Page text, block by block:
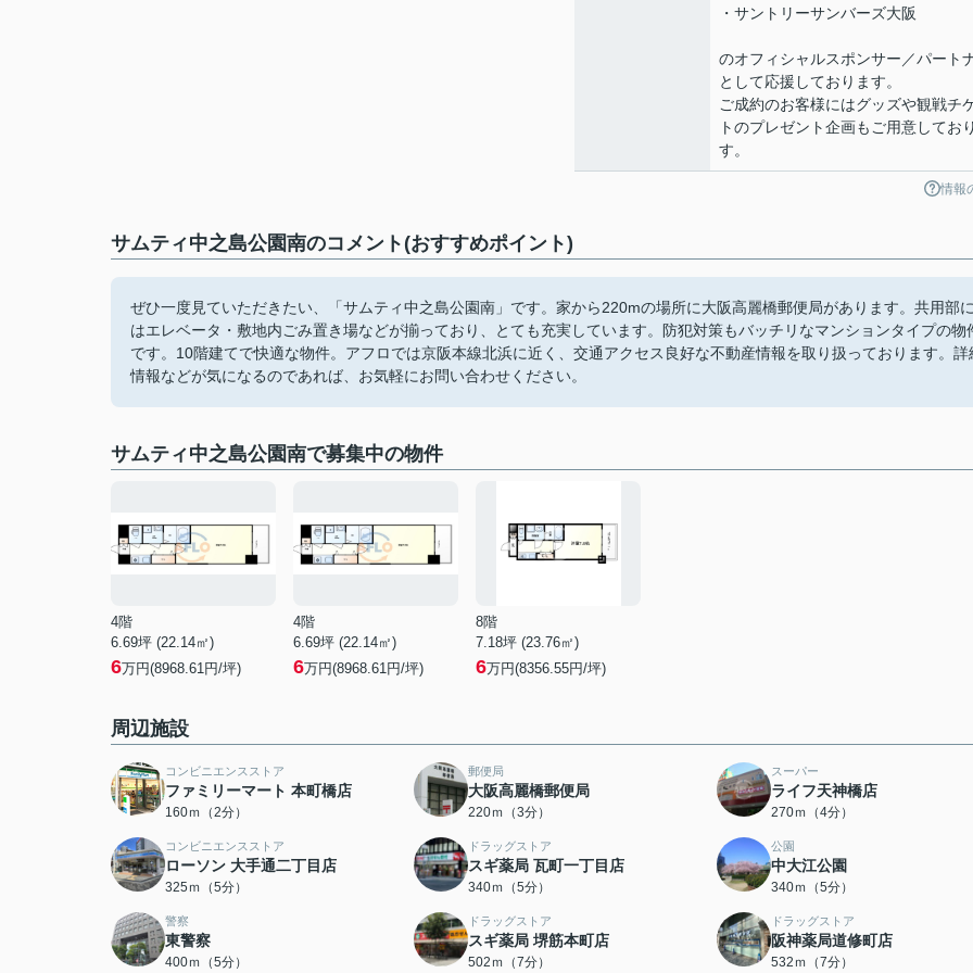
・サントリーサンバーズ大阪
のオフィシャルスポンサー／パート
として応援しております。
ご成約のお客様にはグッズや観戦チ
トのプレゼント企画もご用意してお
す。
情報
サムティ中之島公園南のコメント(おすすめポイント)
ぜひ一度見ていただきたい、「サムティ中之島公園南」です。家から220mの場所に大阪高麗橋郵便局があります。共用部に
はエレベータ・敷地内ごみ置き場などが揃っており、とても充実しています。防犯対策もバッチリなマンションタイプの物
です。10階建てで快適な物件。アフロでは京阪本線北浜に近く、交通アクセス良好な不動産情報を取り扱っております。詳
情報などが気になるのであれば、お気軽にお問い合わせください。
サムティ中之島公園南で募集中の物件
4階
6.69坪 (22.14㎡)
6万円(8968.61円/坪)
4階
6.69坪 (22.14㎡)
6万円(8968.61円/坪)
8階
7.18坪 (23.76㎡)
6万円(8356.55円/坪)
周辺施設
コンビニエンスストア
ファミリーマート 本町橋店
160ｍ（2分）
郵便局
大阪高麗橋郵便局
220ｍ（3分）
スーパー
ライフ天神橋店
270ｍ（4分）
コンビニエンスストア
ローソン 大手通二丁目店
325ｍ（5分）
ドラッグストア
スギ薬局 瓦町一丁目店
340ｍ（5分）
公園
中大江公園
340ｍ（5分）
警察
東警察
400ｍ（5分）
ドラッグストア
スギ薬局 堺筋本町店
502ｍ（7分）
ドラッグストア
阪神薬局道修町店
532ｍ（7分）